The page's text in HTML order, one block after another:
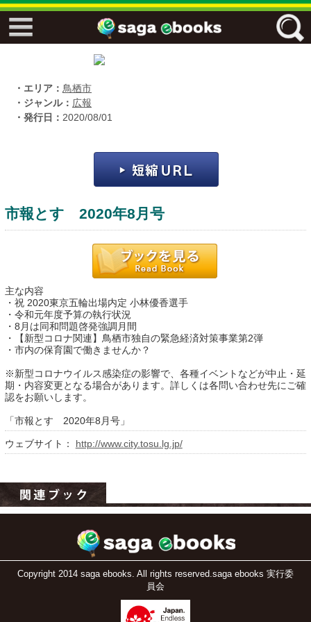
エリア
キーワード
佐賀ワード
・エリア： 鳥栖市
・ジャンル： 広報
・発行日： 2020/08/01
市報とす 2020年8月号
主な内容
・祝 2020東京五輪出場内定 小林優香選手
・令和元年度予算の執行状況
・8月は同和問題啓発強調月間
・【新型コロナ関連】鳥栖市独自の緊急経済対策事業第2弾
・市内の保育園で働きませんか？
※新型コロナウイルス感染症の影響で、各種イベントなどが中止・延
期・内容変更となる場合があります。詳しくは各問い合わせ先にご確
認をお願いします。
「市報とす 2020年8月号」
ウェブサイト： http://www.city.tosu.lg.jp/
Copyright 2014 saga ebooks. All rights reserved.saga ebooks 実行委
員会
↓↓ ebooks専用本棚 ↓↓
saga ebooksとは
運営会社
よくある質問